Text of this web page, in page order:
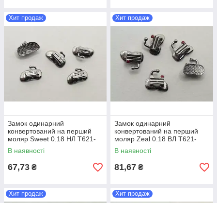
Хит продаж
Замок одинарний
конвертований на перший
моляр Sweet 0.18 НЛ T621-
5135S 1 шт
В наявності
67,73 ₴
Хит продаж
Замок одинарний
конвертований на перший
моляр Zeal 0.18 ВЛ T621-
6125 1 шт
В наявності
81,67 ₴
Хит продаж Хит продаж